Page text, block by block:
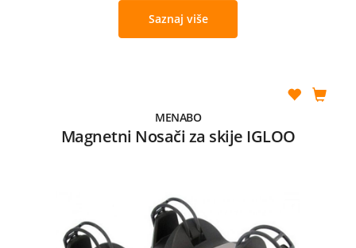
Saznaj više
MENABO
Magnetni Nosači za skije IGLOO